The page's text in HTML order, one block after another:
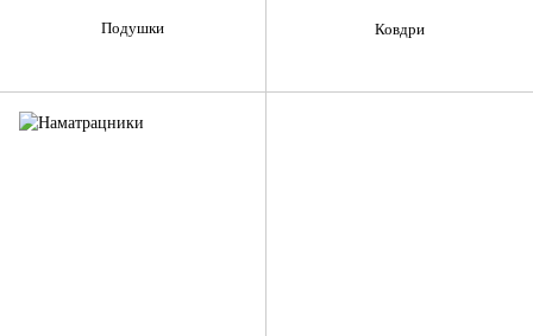
Подушки Ковдри